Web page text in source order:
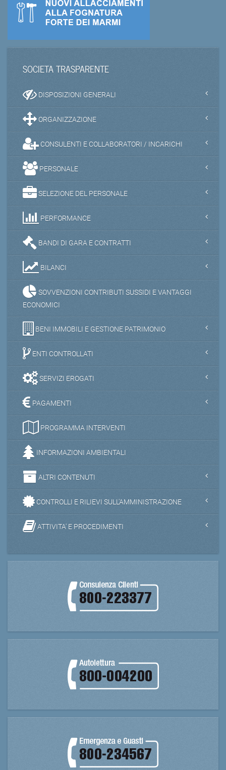
SOCIETA TRASPARENTE
DISPOSIZIONI GENERALI
ORGANIZZAZIONE
CONSULENTI E COLLABORATORI / INCARICHI
PERSONALE
SELEZIONE DEL PERSONALE
PERFORMANCE
BANDI DI GARA E CONTRATTI
BILANCI
SOVVENZIONI CONTRIBUTI SUSSIDI E VANTAGGI
ECONOMICI
BENI IMMOBILI E GESTIONE PATRIMONIO
ENTI CONTROLLATI
SERVIZI EROGATI
PAGAMENTI
PROGRAMMA INTERVENTI
INFORMAZIONI AMBIENTALI
ALTRI CONTENUTI
CONTROLLI E RILIEVI SULL'AMMINISTRAZIONE
ATTIVITA' E PROCEDIMENTI